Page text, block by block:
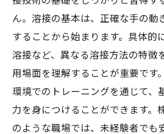
接技術とは
正社員になるために必
採用されやすい溶接技
溶接技術が安定した雇
配管工事における溶接
正社員としてのキャリ
ん。溶接の基本は、正確な手の動
することから始まります。具体的
溶接など、異なる溶接方法の特徴
用場面を理解することが重要です
環境でのトレーニングを通じて、
力を身につけることができます。
のような職場では、未経験者でも